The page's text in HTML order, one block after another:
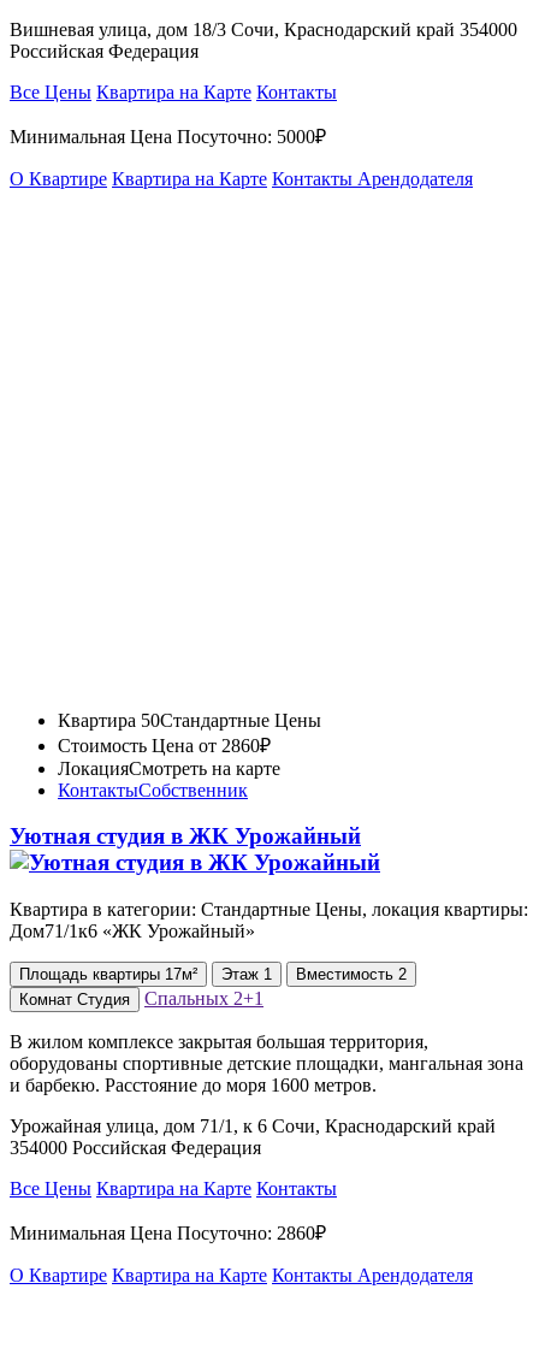
Вишневая улица, дом 18/3 Сочи, Краснодарский край 354000
Российская Федерация
Все Цены Квартира на Карте Контакты
Минимальная Цена Посуточно: 5000₽
О Квартире Квартира на Карте Контакты Арендодателя
Квартира 50Стандартные Цены
Стоимость Цена от 2860₽
ЛокацияСмотреть на карте
КонтактыСобственник
Уютная студия в ЖК Урожайный
Квартира в категории: Стандартные Цены, локация квартиры:
Дом71/1к6 «ЖК Урожайный»
Площадь квартиры 17м² Этаж 1 Вместимость 2
Комнат Студия Спальных 2+1
В жилом комплексе закрытая большая территория,
оборудованы спортивные детские площадки, мангальная зона
и барбекю. Расстояние до моря 1600 метров.
Урожайная улица, дом 71/1, к 6 Сочи, Краснодарский край
354000 Российская Федерация
Все Цены Квартира на Карте Контакты
Минимальная Цена Посуточно: 2860₽
О Квартире Квартира на Карте Контакты Арендодателя